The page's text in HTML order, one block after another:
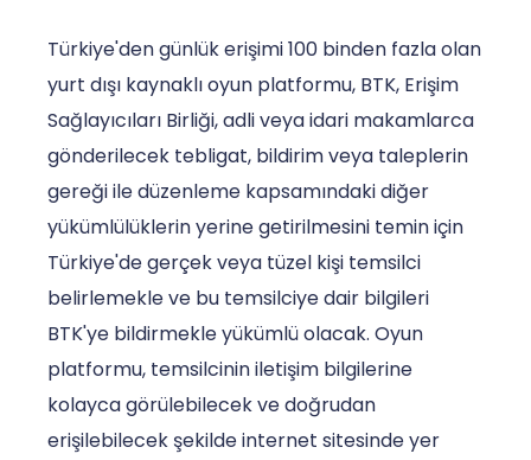
Türkiye'den günlük erişimi 100 binden fazla olan
yurt dışı kaynaklı oyun platformu, BTK, Erişim
Sağlayıcıları Birliği, adli veya idari makamlarca
gönderilecek tebligat, bildirim veya taleplerin
gereği ile düzenleme kapsamındaki diğer
yükümlülüklerin yerine getirilmesini temin için
Türkiye'de gerçek veya tüzel kişi temsilci
belirlemekle ve bu temsilciye dair bilgileri
BTK'ye bildirmekle yükümlü olacak. Oyun
platformu, temsilcinin iletişim bilgilerine
kolayca görülebilecek ve doğrudan
erişilebilecek şekilde internet sitesinde yer